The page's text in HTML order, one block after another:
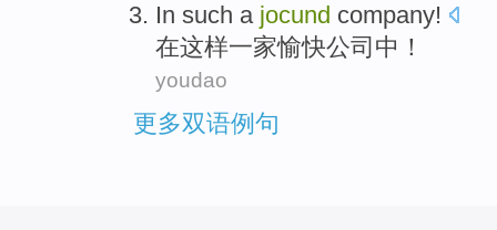
In such a jocund company!
在这样一家愉快公司中！
youdao
更多双语例句